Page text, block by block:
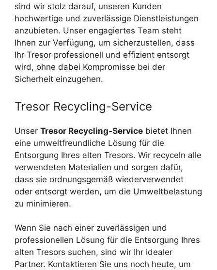
sind wir stolz darauf, unseren Kunden
hochwertige und zuverlässige Dienstleistungen
anzubieten. Unser engagiertes Team steht
Ihnen zur Verfügung, um sicherzustellen, dass
Ihr Tresor professionell und effizient entsorgt
wird, ohne dabei Kompromisse bei der
Sicherheit einzugehen.
Tresor Recycling-Service
Unser Tresor Recycling-Service bietet Ihnen
eine umweltfreundliche Lösung für die
Entsorgung Ihres alten Tresors. Wir recyceln alle
verwendeten Materialien und sorgen dafür,
dass sie ordnungsgemäß wiederverwendet
oder entsorgt werden, um die Umweltbelastung
zu minimieren.
Wenn Sie nach einer zuverlässigen und
professionellen Lösung für die Entsorgung Ihres
alten Tresors suchen, sind wir Ihr idealer
Partner. Kontaktieren Sie uns noch heute, um